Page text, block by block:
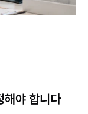
야 합니다